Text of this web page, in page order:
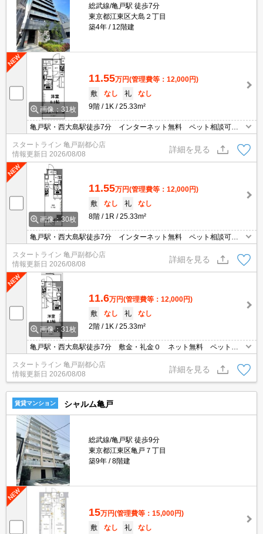
総武線/亀戸駅 徒歩7分
東京都江東区大島２丁目
築4年
12階建
画像：31枚
11.55万円(管理費等：12,000円)
敷
なし 礼
なし
9階
1K 25.33m²
亀戸駅・西大島駅徒歩7分 インターネット無料 ペット相談可
オートロック 防犯カメラ 宅配ボックス
スタートライン 亀戸副都心店
情報更新日 2026/08/08
詳細を見る
画像：30枚
11.55万円(管理費等：12,000円)
敷
なし 礼
なし
8階
1R 25.33m²
亀戸駅・西大島駅徒歩7分 インターネット無料 ペット相談可
浴室乾燥機 オートロック 宅配ボックス
スタートライン 亀戸副都心店
情報更新日 2026/08/08
詳細を見る
画像：31枚
11.6万円(管理費等：12,000円)
敷
なし 礼
なし
2階
1K 25.33m²
亀戸駅・西大島駅徒歩7分 敷金・礼金０ ネット無料 ペット相
談可 オートロック 防犯カメラ 浴室乾燥機
スタートライン 亀戸副都心店
情報更新日 2026/08/08
詳細を見る
賃貸マンション シャルム亀戸
総武線/亀戸駅 徒歩9分
東京都江東区亀戸７丁目
築9年
8階建
15万円(管理費等：15,000円)
敷
なし 礼
なし